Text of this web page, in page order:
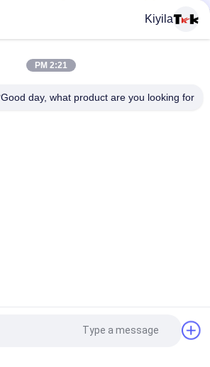
الحرارة شارة سليكون
تعديل تقليد الجليد شبه شفافة لامعة TPU شعار تسليم الحرارة الملابس
بقع جلدية مزخرفة
Kiyila
2:21 PM
Good day, what product are you looking for?